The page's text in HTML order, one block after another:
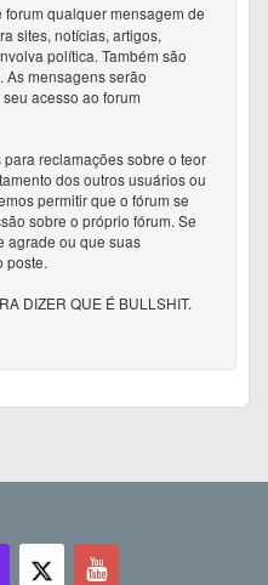
forum qualquer mensagem de
sites, notícias, artigos,
política. Também são
mensagens serão
acesso ao forum
reclamações sobre o teor
dos outros usuários ou
permitir que o fórum se
sobre o próprio fórum. Se
agrade ou que suas
poste.
DIZER QUE É BULLSHIT.